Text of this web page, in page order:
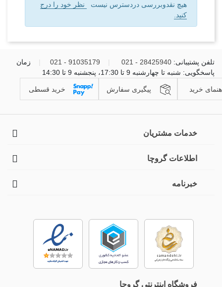
هیچ نقدوبررسی دردسترس نیست
نظر خود را درج
کنید.
تلفن پشتیبانی: 28425940 - 021
91035179 - 021
زمان
پاسخگویی: شنبه تا چهارشنبه 9 تا 17:30، پنجشنبه 9 تا 14:30
خرید پیگیری سفارش خرید قسطی
خدمات مشتریان
اطلاعات گروچا
خبرنامه
فروشگاه اینترنتی گروچا